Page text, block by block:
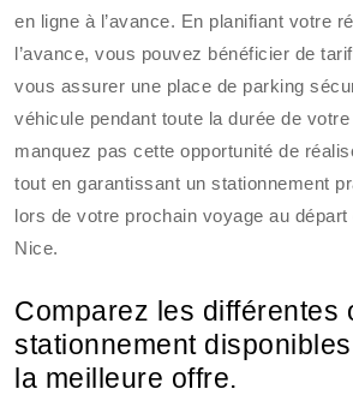
en ligne à l’avance. En planifiant votre
l’avance, vous pouvez bénéficier de
vous assurer une place de parking
véhicule pendant toute la durée de
manquez pas cette opportunité de
tout en garantissant un stationnement
lors de votre prochain voyage au départ
Nice.
Comparez les différentes
stationnement
la meilleure offre.